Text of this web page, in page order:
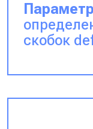
Параметр
скобок